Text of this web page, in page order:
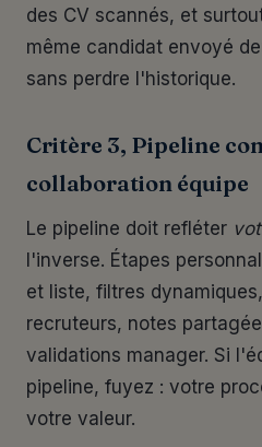
des CV scannés, et
même candidat envoyé
sans perdre l'historique.
Critère 3, Pipeline
collaboration équipe
Le pipeline doit refléter
l'inverse. Étapes
et liste, filtres
recruteurs, notes
validations manager. Si
pipeline, fuyez : votre
votre valeur.